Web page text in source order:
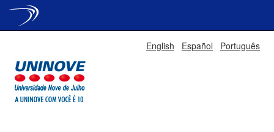
English Español Português